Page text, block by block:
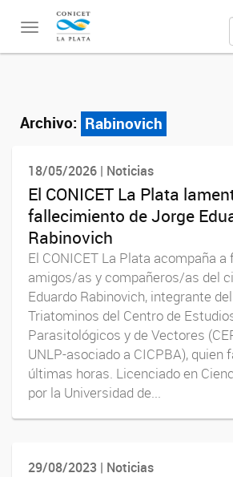
Toggle
navigation
Archivo: Rabinovich
18/05/2026 | Noticias
El CONICET La Plata
fallecimiento de Jorge
Rabinovich
El CONICET La Plata acompaña
amigos/as y compañeros/as del
Eduardo Rabinovich, integrante
Triatominos del Centro de
Parasitológicos y de Vectores
UNLP-asociado a CICPBA), quien
últimas horas. Licenciado en
por la Universidad de...
29/08/2023 | Noticias